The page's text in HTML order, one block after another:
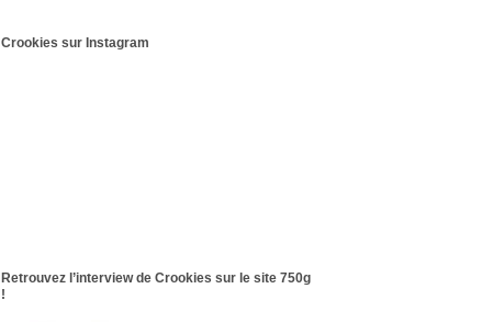
Crookies sur Instagram
Retrouvez l’interview de Crookies sur le site 750g
!